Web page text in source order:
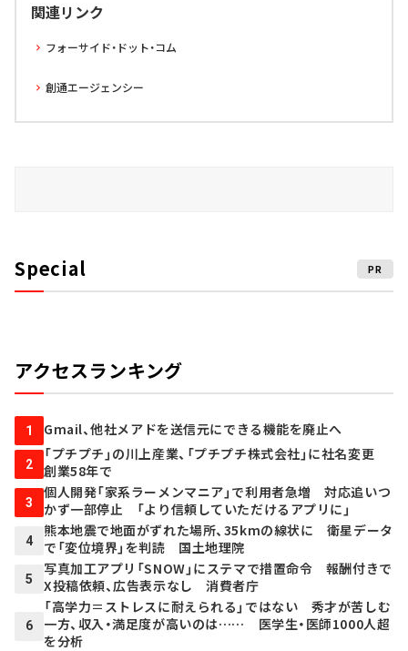
関連リンク
フォーサイド・ドット・コム
創通エージェンシー
Special PR
アクセスランキング
1 Gmail、他社メアドを送信元にできる機能を廃止へ
2
「プチプチ」の川上産業、「プチプチ株式会社」に社名変更
創業58年で
3
個人開発「家系ラーメンマニア」で利用者急増 対応追いつ
かず一部停止 「より信頼していただけるアプリに」
4
熊本地震で地面がずれた場所、35kmの線状に 衛星データ
で「変位境界」を判読 国土地理院
5
写真加工アプリ「SNOW」にステマで措置命令 報酬付きで
X投稿依頼、広告表示なし 消費者庁
6
「高学力＝ストレスに耐えられる」ではない 秀才が苦しむ
一方、収入・満足度が高いのは…… 医学生・医師1000人超
を分析